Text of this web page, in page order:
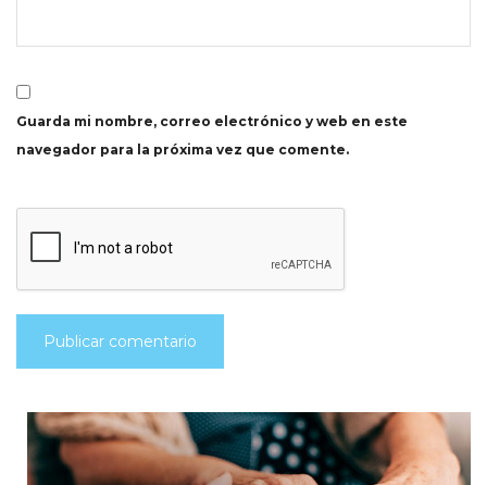
Guarda mi nombre, correo electrónico y web en este
navegador para la próxima vez que comente.